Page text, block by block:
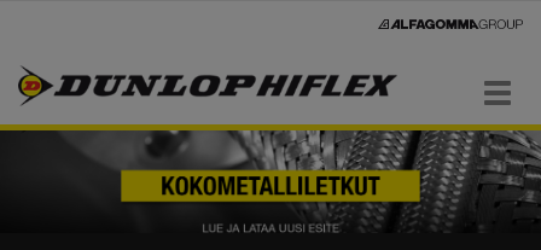
Navigaatio